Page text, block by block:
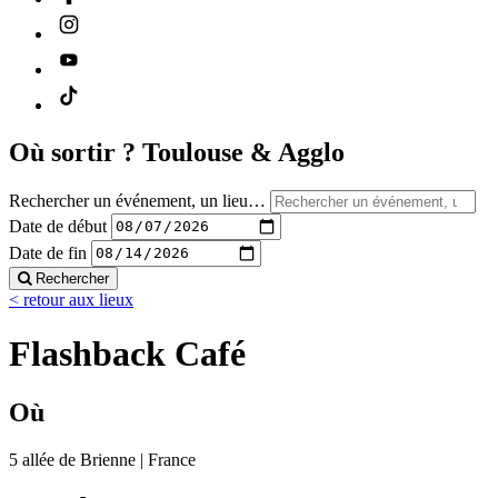
Où sortir ? Toulouse & Agglo
Rechercher un événement, un lieu…
Date de début
Date de fin
Rechercher
< retour aux lieux
Flashback Café
Où
5 allée de Brienne | France